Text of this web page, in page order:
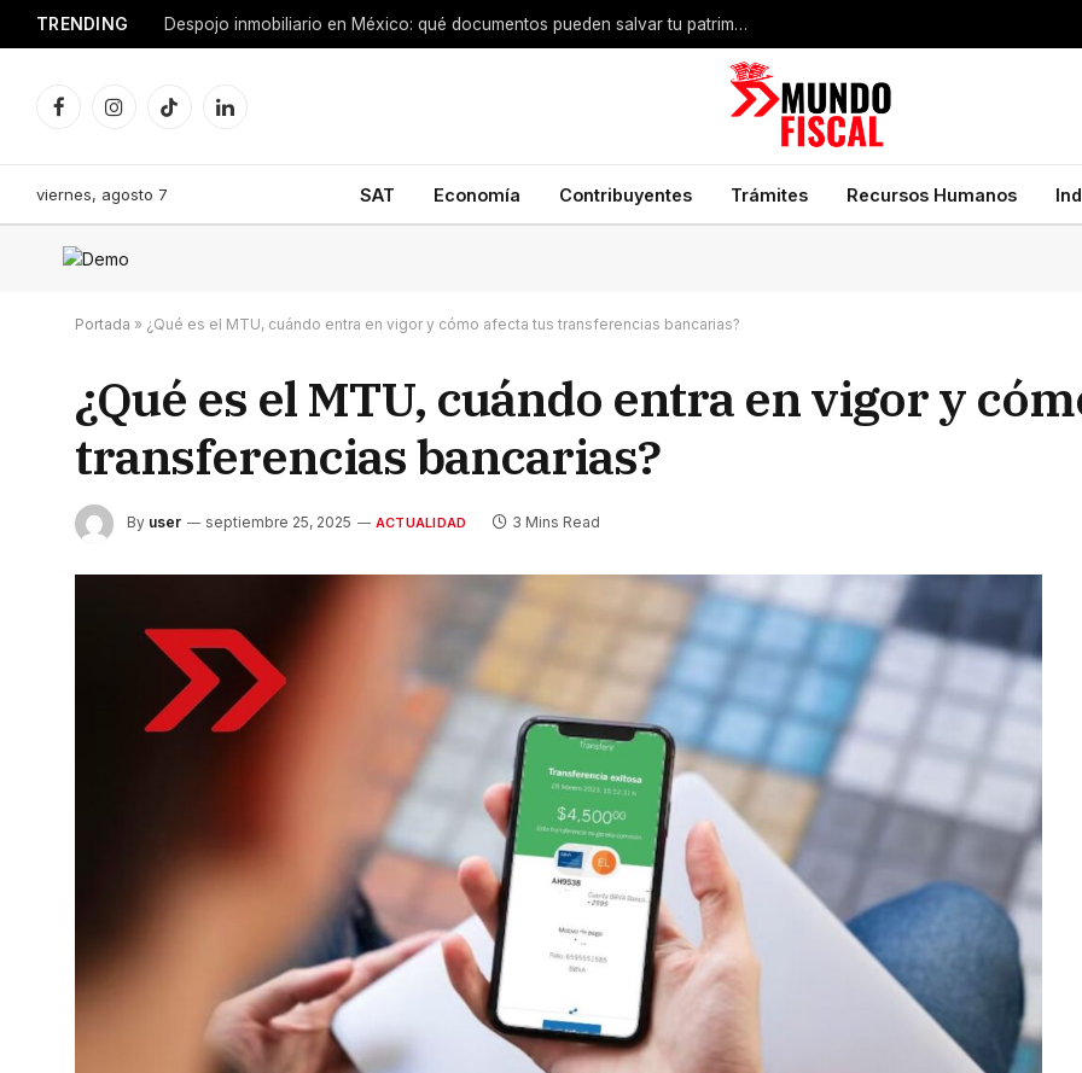
TRENDING Despojo inmobiliario en México: qué documentos pueden salvar tu patrimonio
FacebookInstagramTikTokLinkedIn
viernes, agosto 7 SAT Economía Contribuyentes Trámites Recursos Humanos
Portada » ¿Qué es el MTU, cuándo entra en vigor y cómo afecta tus transferencias bancarias?
¿Qué es el MTU, cuándo entra en vigor y
transferencias bancarias?
By user septiembre 25, 2025 ACTUALIDAD 3 Mins Read